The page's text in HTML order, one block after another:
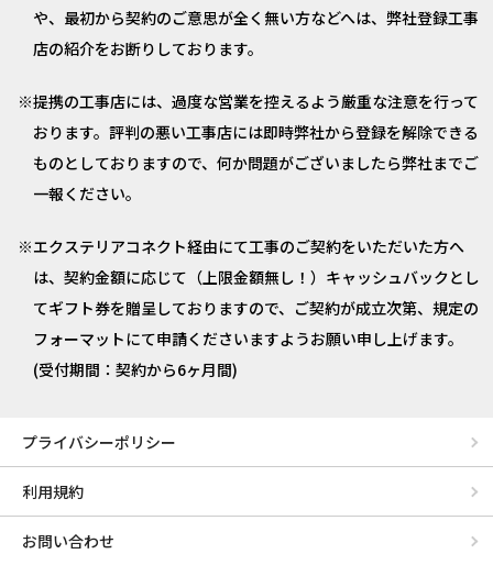
や、最初から契約のご意思が全く無い方などへは、弊社登録工事
店の紹介をお断りしております。
提携の工事店には、過度な営業を控えるよう厳重な注意を行って
おります。評判の悪い工事店には即時弊社から登録を解除できる
ものとしておりますので、何か問題がございましたら弊社までご
一報ください。
エクステリアコネクト経由にて工事のご契約をいただいた方へ
は、契約金額に応じて（上限金額無し！）キャッシュバックとし
てギフト券を贈呈しておりますので、ご契約が成立次第、規定の
フォーマットにて申請くださいますようお願い申し上げます。
(受付期間：契約から6ヶ月間)
プライバシーポリシー
利用規約
お問い合わせ